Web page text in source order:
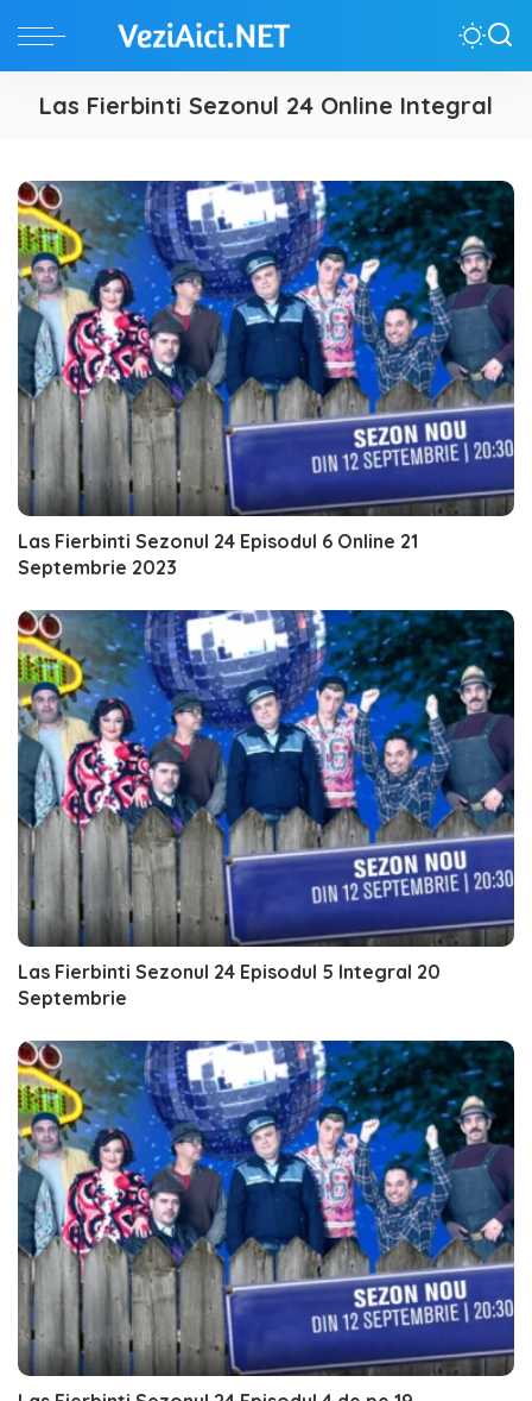
Las Fierbinti Sezonul 24 Online Integral
Las Fierbinti Sezonul 24 Episodul 6 Online 21
Septembrie 2023
Las Fierbinti Sezonul 24 Episodul 5 Integral 20
Septembrie